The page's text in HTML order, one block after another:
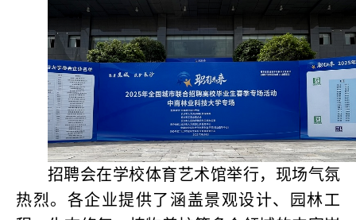
招聘会在学校体育艺术馆举行，现场气氛
热烈。各企业提供了涵盖景观设计、园林工